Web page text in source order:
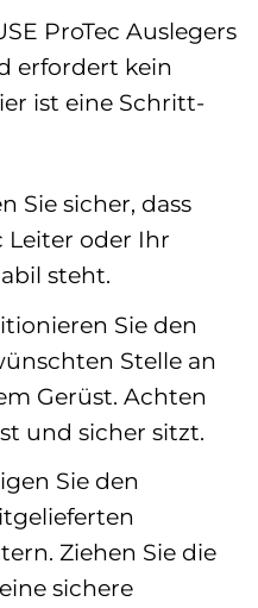
ProTec Auslegers
erfordert kein
ist eine Schritt-
Sie sicher, dass
Leiter oder Ihr
steht.
Sie den
Stelle an
Gerüst. Achten
und sicher sitzt.
Sie den
Ziehen Sie die
sichere